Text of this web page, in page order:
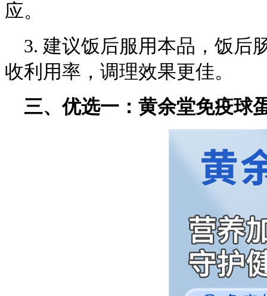
应。
3. 建议饭后服用本品，饭后
收利用率，调理效果更佳。
三、优选一：黄余堂免疫球